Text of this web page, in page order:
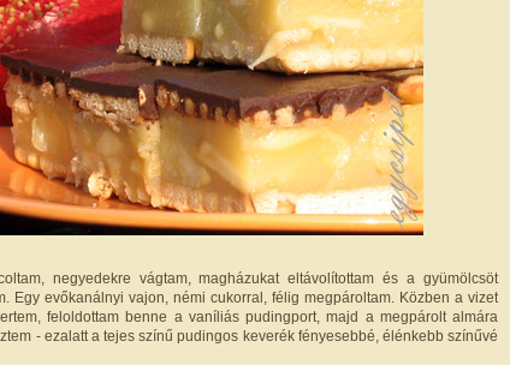
negyedekre vágtam, magházukat eltávolítottam és a gyümölcsöt
Egy evőkanálnyi vajon, némi cukorral, félig megpároltam. Közben a vizet
feloldottam benne a vaníliás pudingport, majd a megpárolt almára
- ezalatt a tejes színű pudingos keverék fényesebbé, élénkebb színűvé